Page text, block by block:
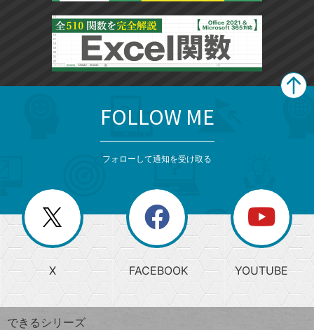
じ
る
search
検
索
上
昇
ワ
ー
閉
じ
る
ー
か
ら
探
す
FOLLOW ME
フォローして通知を受け取る
X FACEBOOK YOUTUBE
できるシリーズ